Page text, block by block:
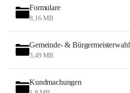
Formulare
8,16 MB
Gemeinde- & Bürgermeisterwahl
3,49 MB
Kundmachungen